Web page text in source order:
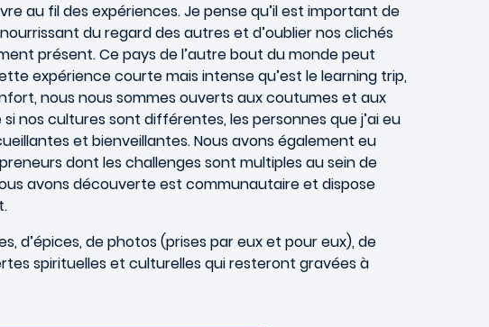
au fil des expériences. Je pense qu’il est important de
du regard des autres et d’oublier nos clichés
présent. Ce pays de l’autre bout du monde peut
expérience courte mais intense qu’est le learning trip,
nous nous sommes ouverts aux coutumes et aux
nos cultures sont différentes, les personnes que j’ai eu
et bienveillantes. Nous avons également eu
dont les challenges sont multiples au sein de
avons découverte est communautaire et dispose
d’épices, de photos (prises par eux et pour eux), de
spirituelles et culturelles qui resteront gravées à